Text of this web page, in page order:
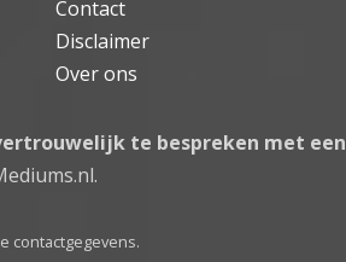
Contact
Disclaimer
Over ons
te bespreken met een
contactgegevens.